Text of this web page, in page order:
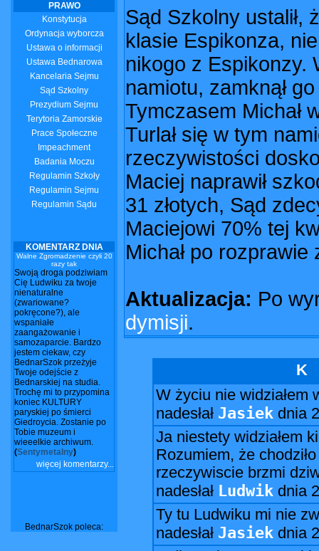
PRAWO
Konstytucja
Ordynacja wyborcza
Ustawa o informacji
Ustawa Bednarowa
Kancelaria Sejmu
Sąd Szkolny
Prezydium Sejmu
Terytoria Zamorskie
Prace Społeczne
Impeachment
Badania Moczu
Regulamin Szkoły
Regulamin Sejmu
Regulamin Sądu
KOMENTARZ DNIA
Walne Zgromadzenie czyli 20
razy tak
Swoją droga podziwiam
Cię Ludwiku za twoje
nienaturalne
(zwariowane?
pokręcone?), ale
wspaniałe
zaangażowanie i
samozaparcie. Bardzo
jestem ciekaw, czy
BednarSzok przeżyje
Twoje odejście z
Bednarskiej na studia.
Trochę mi to przypomina
koniec KULTURY
paryskiej po śmierci
Giedroycia. Zostanie po
Tobie muzeum i
wieeelkie archiwum.
(Sentymetalny)
więcej komentarzy...
BednarSzok poleca:
Sąd Szkolny ustalił,
klasie Espikonza,
nikogo z Espikonzy.
namiotu, zamknął
Tymczasem Michał
Turlał się w tym
rzeczywistości
Maciej naprawił
31 złotych, Sąd
Maciejowi 70% tej
Michał po rozprawie
Aktualizacja: Po
dymisji.
K
W życiu nie widziałem
nadesłał Jasiek dnia
Ja niestety widziałem
Rozumiem, że
rzeczywiscie brzmi
nadesłał Ludwik dnia
Ty tu Ludwiku mi nie
nadesłał Jasiek dnia